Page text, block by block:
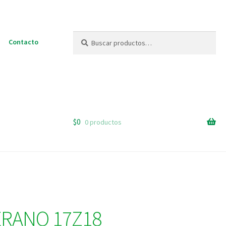
Contacto
por:
$0 0 productos
17Z18